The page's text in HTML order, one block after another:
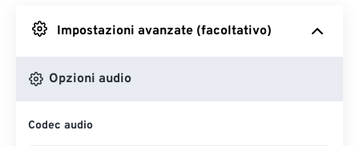
Da Google Drive
Impostazioni avanzate (facoltativo)
Opzioni audio
Codec audio